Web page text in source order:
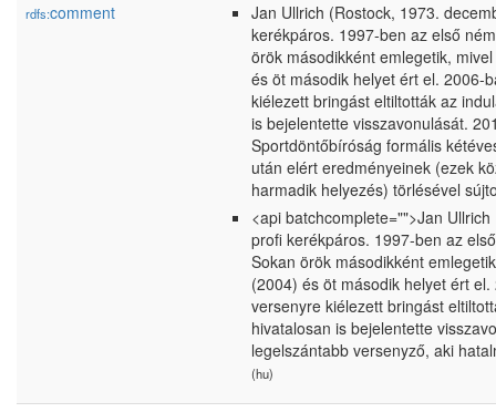
rdfs:comment
Jan Ullrich (Rostock, 1973.
kerékpáros. 1997-ben az első
örök másodikként emlegetik,
és öt második helyet ért el. 2006-
kiélezett bringást eltiltották az
is bejelentette visszavonulását.
Sportdöntőbíróság formális
után elért eredményeinek (ezek
harmadik helyezés) törlésével
<api batchcomplete="">Jan
profi kerékpáros. 1997-ben az
Sokan örök másodikként
(2004) és öt második helyet ért
versenyre kiélezett bringást
hivatalosan is bejelentette
legelszántabb versenyző, aki
(hu)